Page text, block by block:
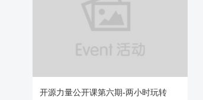
开源力量公开课第六期-两小时玩转